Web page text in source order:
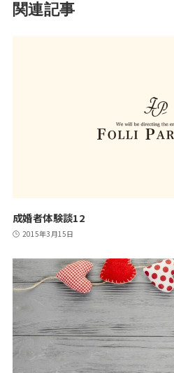
関連記事
成婚者体験談12
2015年3月15日